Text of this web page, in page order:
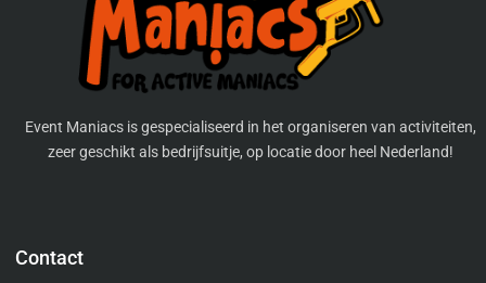
Event Maniacs is gespecialiseerd in het organiseren van activiteiten,
zeer geschikt als bedrijfsuitje, op locatie door heel Nederland!
Contact